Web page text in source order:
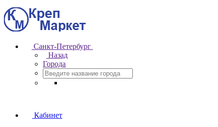
Санкт-Петербург
Назад
Города
Кабинет